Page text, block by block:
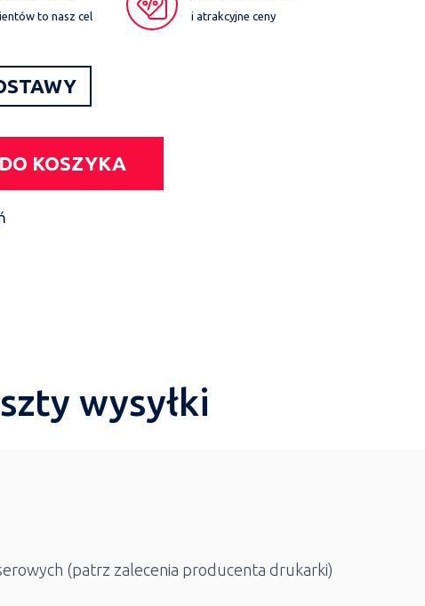
to nasz cel i atrakcyjne ceny
DO KOSZYKA
wysyłki
(patrz zalecenia producenta drukarki)